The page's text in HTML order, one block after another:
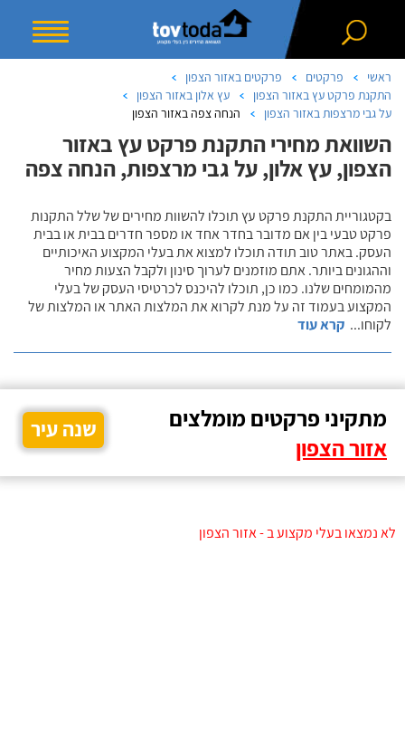
ראשי פרקטים
פרקטים באזור הצפון
התקנת פרקט עץ באזור הצפון
עץ אלון באזור הצפון
על גבי מרצפות באזור הצפון
הנחה צפה באזור הצפון
השוואת מחירי התקנת פרקט עץ באזור
הצפון, עץ אלון, על גבי מרצפות, הנחה צפה
בקטגוריית התקנת פרקט עץ תוכלו להשוות מחירים של שלל התקנות
פרקט טבעי בין אם מדובר בחדר אחד או מספר חדרים בבית או בבית
העסק. באתר טוב תודה תוכלו למצוא את בעלי המקצוע האיכותיים
וההגונים ביותר. אתם מוזמנים לערוך סינון ולקבל הצעות מחיר
מהמומחים שלנו. כמו כן, תוכלו להיכנס לכרטיסי העסק של בעלי
המקצוע בעמוד זה על מנת לקרוא את המלצות האתר או המלצות של
לקוחו... קרא עוד
מתקיני פרקטים מומלצים
אזור הצפון
שנה עיר
לא נמצאו בעלי מקצוע ב - אזור הצפון